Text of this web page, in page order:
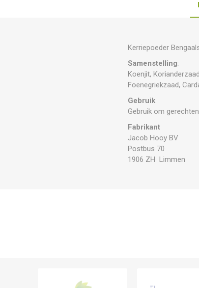
Kerriepoeder
Samenstelling:
Koenjit,
Foenegriekzaad,
Gebruik
Gebruik om
Fabrikant
Jacob Hooy BV
Postbus 70
1906 ZH Limmen